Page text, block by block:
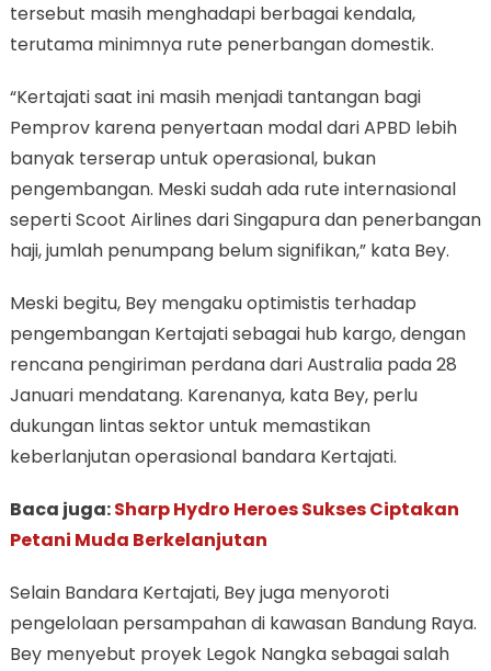
tersebut masih menghadapi berbagai kendala,
terutama minimnya rute penerbangan domestik.
“Kertajati saat ini masih menjadi tantangan bagi
Pemprov karena penyertaan modal dari APBD lebih
banyak terserap untuk operasional, bukan
pengembangan. Meski sudah ada rute internasional
seperti Scoot Airlines dari Singapura dan penerbangan
haji, jumlah penumpang belum signifikan,” kata Bey.
Meski begitu, Bey mengaku optimistis terhadap
pengembangan Kertajati sebagai hub kargo, dengan
rencana pengiriman perdana dari Australia pada 28
Januari mendatang. Karenanya, kata Bey, perlu
dukungan lintas sektor untuk memastikan
keberlanjutan operasional bandara Kertajati.
Baca juga:Sharp Hydro Heroes Sukses Ciptakan
Petani Muda Berkelanjutan
Selain Bandara Kertajati, Bey juga menyoroti
pengelolaan persampahan di kawasan Bandung Raya.
Bey menyebut proyek Legok Nangka sebagai salah